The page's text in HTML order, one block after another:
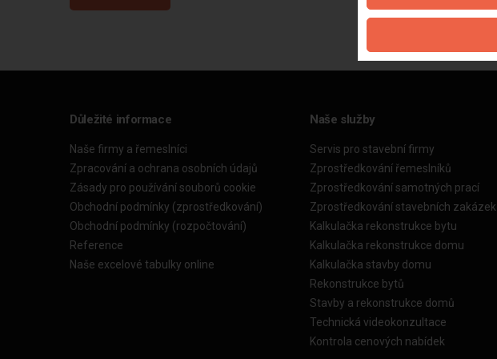
Důležité informace
Naše firmy a řemeslníci
Zpracování a ochrana osobních údajů
Zásady pro používání souborů cookie
Obchodní podmínky (zprostředkování)
Obchodní podmínky (rozpočtování)
Reference
Naše excelové tabulky online
Naše služby
Servis pro stavební firmy
Zprostředkování řemeslníků
Zprostředkování samotných prací
Zprostředkování stavebních zakázek
Kalkulačka rekonstrukce bytu
Kalkulačka rekonstrukce domu
Kalkulačka stavby domu
Rekonstrukce bytů
Stavby a rekonstrukce domů
Technická videokonzultace
Kontrola cenových nabídek